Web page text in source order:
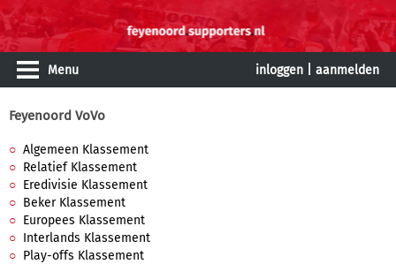
Menu inloggen aanmelden
Feyenoord VoVo
Algemeen Klassement
Relatief Klassement
Eredivisie Klassement
Beker Klassement
Europees Klassement
Interlands Klassement
Play-offs Klassement